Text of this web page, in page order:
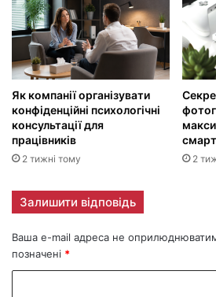
Як компанії організувати
конфіденційні психологічні
консультації для
працівників
2 тижні тому 2
Залишити відповідь
Ваша e-mail адреса не
позначені *